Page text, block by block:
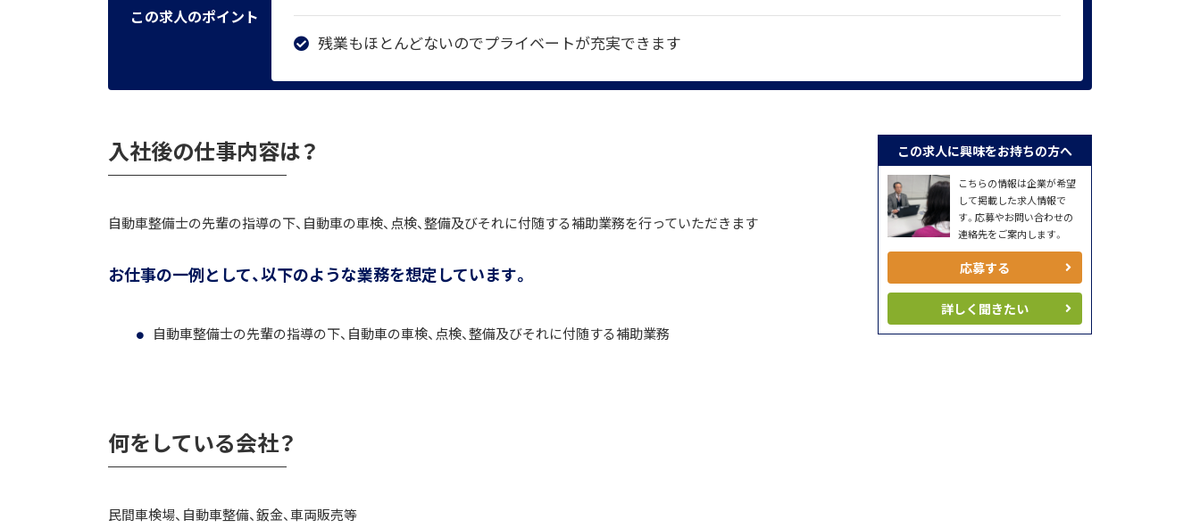
この求人のポイント
残業もほとんどないのでプライベートが充実できます
入社後の仕事内容は？
自動車整備士の先輩の指導の下、自動車の車検、点検、整備及びそれに付随する補助業務を行っていただきます
お仕事の一例として、以下のような業務を想定しています。
自動車整備士の先輩の指導の下、自動車の車検、点検、整備及びそれに付随する補助業務
何をしている会社？
民間車検場、自動車整備、鈑金、車両販売等
この求人に興味をお持ちの方へ
こちらの情報は企業が希望
して掲載した求人情報で
す。応募やお問い合わせの
連絡先をご案内します。
応募する
詳しく聞きたい